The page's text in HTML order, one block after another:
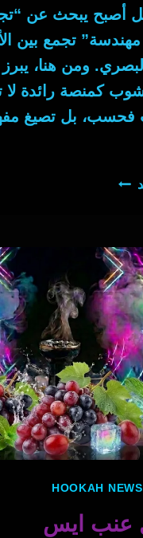
أصبح يبحث عن
مهندسة” تجمع بين
ومن هنا،
كمنصة رائدة لا
فحسب، بل تصيغ
معسل
HOOKAH NEWS
عنب ايس